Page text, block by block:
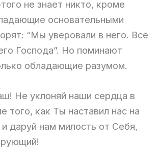
не знает никто, кроме
основательными
“Мы уверовали в него. Все
Господа”. Но поминают
обладающие разумом.
Не уклоняй наши сердца в
того, как Ты наставил нас на
даруй нам милость от Себя,